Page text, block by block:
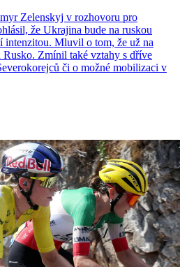
Zelenskyj v rozhovoru pro
že Ukrajina bude na ruskou
intenzitou. Mluvil o tom, že už na
Zmínil také vztahy s dříve
či o možné mobilizaci v